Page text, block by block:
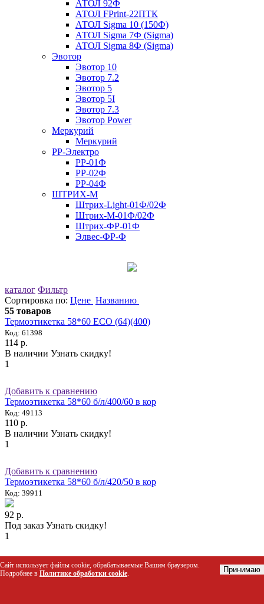
АТОЛ 92Ф
АТОЛ FPrint-22ПТК
АТОЛ Sigma 10 (150Ф)
АТОЛ Sigma 7Ф (Sigma)
АТОЛ Sigma 8Ф (Sigma)
Эвотор
Эвотор 10
Эвотор 7.2
Эвотор 5
Эвотор 5I
Эвотор 7.3
Эвотор Power
Меркурий
Меркурий
РР-Электро
РР-01Ф
РР-02Ф
РР-04Ф
ШТРИХ-М
Штрих-Light-01Ф/02Ф
Штрих-М-01Ф/02Ф
Штрих-ФР-01Ф
Элвес-ФР-Ф
каталог Фильтр
Сортировка по: Цене Названию
55 товаров
Термоэтикетка 58*60 EСO (64)(400)
Код: 61398
114 р.
В наличии Узнать скидку!
1
Добавить к сравнению
Термоэтикетка 58*60 б/л/400/60 в кор
Код: 49113
110 р.
В наличии Узнать скидку!
1
Добавить к сравнению
Термоэтикетка 58*60 б/л/420/50 в кор
Код: 39911
92 р.
Под заказ Узнать скидку!
1
Добавить к сравнению
Термоэтикетка 58*60 б/л/420/60 в кор
Сайт использует файлы cookie, обрабатываемые Вашим браузером.
Подробнее в Политике обработки cookie. Принимаю